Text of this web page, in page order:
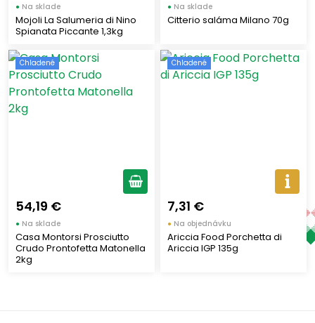
MOJOLI(1)
Štítky
Chladené(4)
Typ mäsového produktu
● Na sklade
Mojoli La Salumeria di Nino
Spianata Piccante 1,3kg
● Na sklade
Citterio saláma Milano 70g
Chladené
54,19 €
● Na sklade
Casa Montorsi Prosciutto
Crudo Prontofetta Matonella
2kg
Chladené
7,31 €
● Na objednávku
Ariccia Food Porchetta di
Ariccia IGP 135g